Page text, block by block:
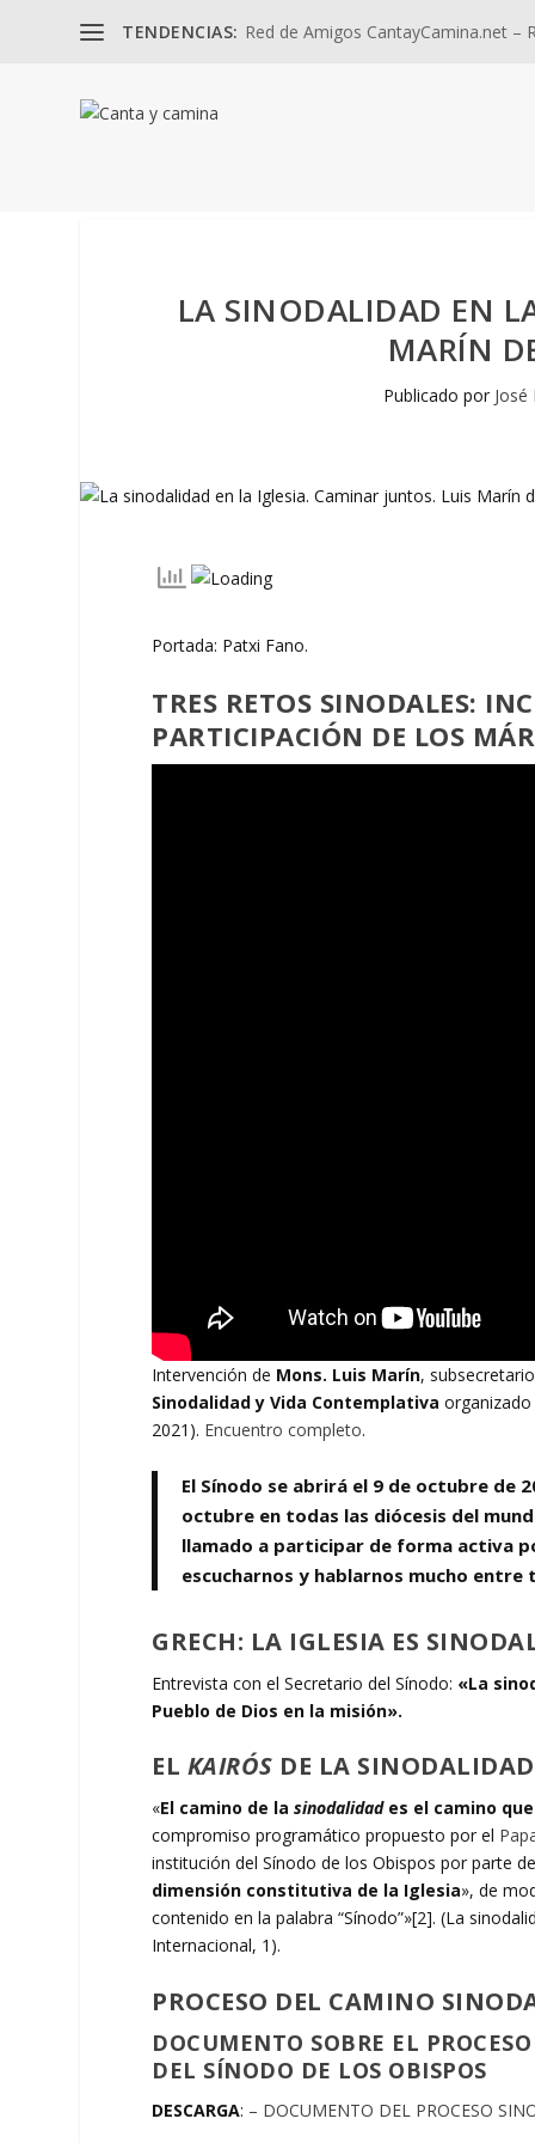
TENDENCIAS: Red de Amigos CantayCamina.net –
LA SINODALIDAD EN
MARÍN
Publicado por José
Portada: Patxi Fano.
TRES RETOS SINODALES:
PARTICIPACIÓN DE LOS
Intervención de Mons. Luis Marín,
Sinodalidad y Vida Contemplativa organizado
2021). Encuentro completo.
El Sínodo se abrirá el 9 de octubre de
octubre en todas las diócesis del
llamado a participar de forma activa
escucharnos y hablarnos mucho
GRECH: LA IGLESIA ES
Entrevista con el Secretario del Sínodo: «La
Pueblo de Dios en la misión».
EL KAIRÓS DE LA SINODALIDAD
«El camino de la sinodalidad es el camino
compromiso programático propuesto por el
institución del Sínodo de los Obispos por parte
dimensión constitutiva de la Iglesia», de
contenido en la palabra “Sínodo”»[2]. (La
Internacional, 1).
PROCESO DEL CAMINO
DOCUMENTO SOBRE EL
DEL SÍNODO DE LOS OBISPOS
DESCARGA: – DOCUMENTO DEL PROCESO